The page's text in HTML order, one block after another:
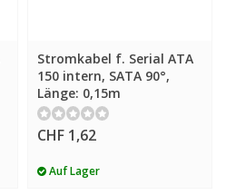
Stromkabel f. Serial ATA
150 intern, SATA 90°,
Länge: 0,15m
CHF 1,62
Auf Lager